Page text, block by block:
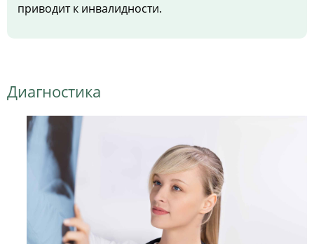
приводит к инвалидности.
Диагностика